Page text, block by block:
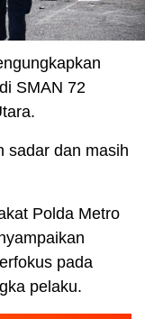
SMAN 72
sadar dan masih
Polda Metro
pada
pelaku.